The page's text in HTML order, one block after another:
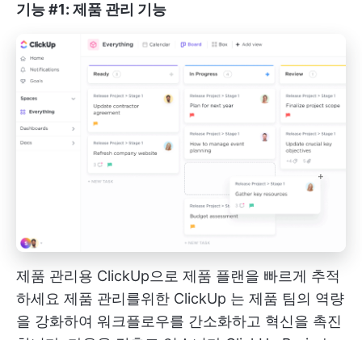
기능 #1: 제품 관리 기능
제품 관리용 ClickUp으로 제품 플랜을 빠르게 추적
하세요 제품 관리를위한 ClickUp 는 제품 팀의 역량
을 강화하여 워크플로우를 간소화하고 혁신을 촉진